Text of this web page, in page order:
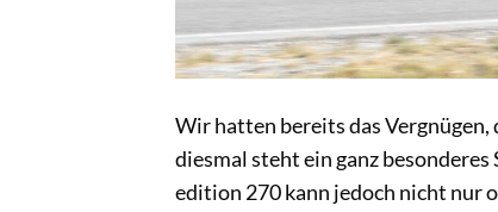
Wir hatten bereits das Vergnügen,
diesmal steht ein ganz
edition 270 kann jedoch nicht nur